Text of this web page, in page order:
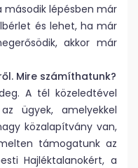
második lépésben már
és lehet, ha már
akkor már
Mire számíthatunk?
A tél közeledtével
ügyek, amelyekkel
közalapítvány van,
támogatunk az
Hajléktalanokért, a